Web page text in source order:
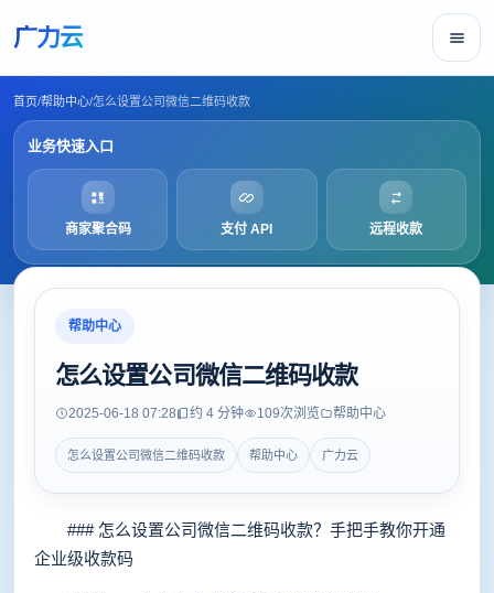
广力云
首页/帮助中心/怎么设置公司微信二维码收款
业务快速入口
商家聚合码 支付 API 远程收款
帮助中心
怎么设置公司微信二维码收款
2025-06-18 07:28 约 4 分钟 109次浏览 帮助中心
怎么设置公司微信二维码收款 帮助中心 广力云
### 怎么设置公司微信二维码收款？手把手教你开通
企业级收款码